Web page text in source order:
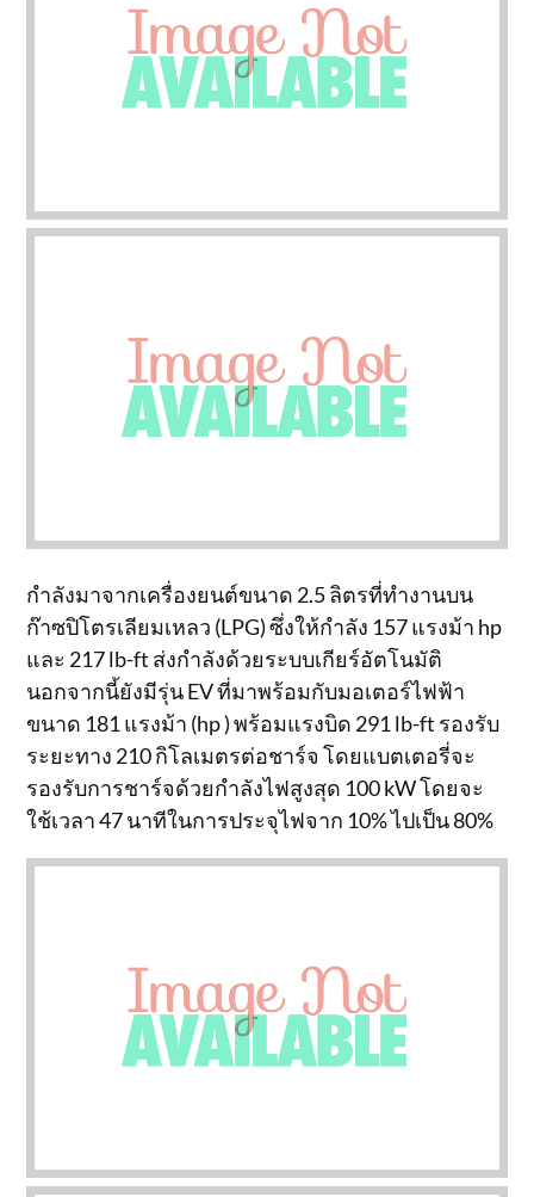
กำลังมาจากเครื่องยนต์ขนาด 2.5 ลิตรที่ทำงานบน
ก๊าซปิโตรเลียมเหลว (LPG) ซึ่งให้กำลัง 157 แรงม้า hp
และ 217 lb-ft ส่งกำลังด้วยระบบเกียร์อัตโนมัติ
นอกจากนี้ยังมีรุ่น EV ที่มาพร้อมกับมอเตอร์ไฟฟ้า
ขนาด 181 แรงม้า (hp ) พร้อมแรงบิด 291 lb-ft รองรับ
ระยะทาง 210 กิโลเมตรต่อชาร์จ โดยแบตเตอรี่จะ
รองรับการชาร์จด้วยกำลังไฟสูงสุด 100 kW โดยจะ
ใช้เวลา 47 นาทีในการประจุไฟจาก 10% ไปเป็น 80%